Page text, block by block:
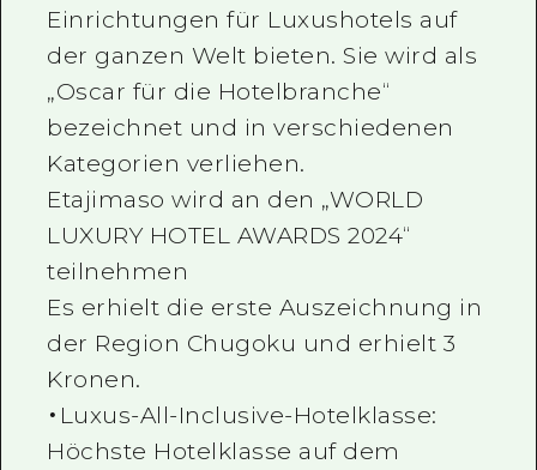
Einrichtungen für Luxushotels auf
der ganzen Welt bieten. Sie wird als
„Oscar für die Hotelbranche“
bezeichnet und in verschiedenen
Kategorien verliehen.
Etajimaso wird an den „WORLD
LUXURY HOTEL AWARDS 2024“
teilnehmen
Es erhielt die erste Auszeichnung in
der Region Chugoku und erhielt 3
Kronen.
・Luxus-All-Inclusive-Hotelklasse:
Höchste Hotelklasse auf dem